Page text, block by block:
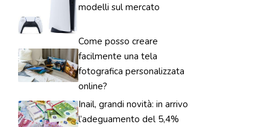
modelli sul mercato
Come posso creare
facilmente una tela
fotografica personalizzata
online?
Inail, grandi novità: in arrivo
l’adeguamento del 5,4%